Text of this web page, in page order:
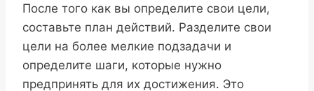
После того как вы определите свои цели,
составьте план действий. Разделите свои
цели на более мелкие подзадачи и
определите шаги, которые нужно
предпринять для их достижения. Это